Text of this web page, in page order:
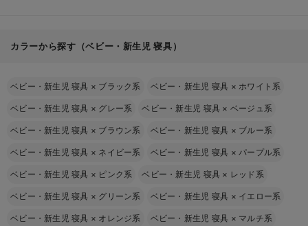
カラーから探す（ベビー・新生児 寝具）
ベビー・新生児 寝具 × ブラック系 ベビー・新生児 寝具 ×ホワイト系
ベビー・新生児 寝具 × グレー系 ベビー・新生児 寝具 × ベージュ系
ベビー・新生児 寝具 × ブラウン系 ベビー・新生児 寝具 × ブルー系
ベビー・新生児 寝具 × ネイビー系 ベビー・新生児 寝具 ×パープル系
ベビー・新生児 寝具 × ピンク系 ベビー・新生児 寝具 × レッド系
ベビー・新生児 寝具 × グリーン系 ベビー・新生児 寝具 × イエロー系
ベビー・新生児 寝具 × オレンジ系 ベビー・新生児 寝具 × マルチ系